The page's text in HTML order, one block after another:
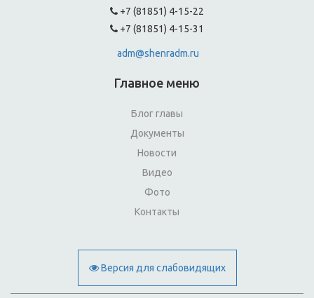
+7 (81851) 4-15-22
+7 (81851) 4-15-31
adm@shenradm.ru
Главное меню
Блог главы
Документы
Новости
Видео
Фото
Контакты
Версия для слабовидящих